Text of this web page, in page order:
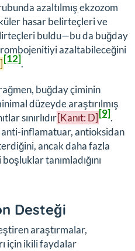
azaltılmış ekzozom
hasar belirteçleri ve
buldu—bu da buğday
azaltabileceğini
[12].
buğday çiminin
düzeyde araştırılmış
sınırlıdır[Kanıt: D][9].
inflamatuar, antioksidan
ancak daha fazla
tanımladığını
Desteği
araştırmalar,
için ikili faydalar